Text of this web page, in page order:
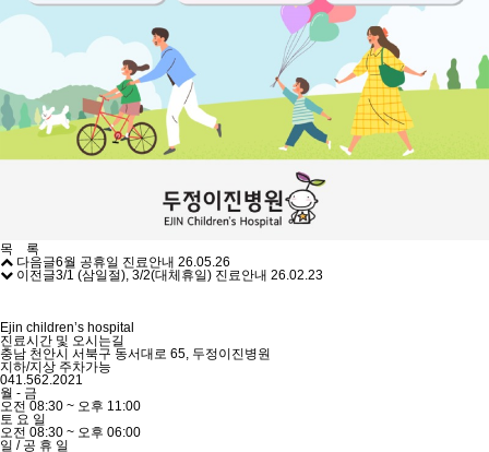
목 록
다음글6월 공휴일 진료안내 26.05.26
이전글3/1 (삼일절), 3/2(대체휴일) 진료안내 26.02.23
Ejin children’s hospital
진료시간 및 오시는길
충남 천안시 서북구 동서대로 65, 두정이진병원
지하/지상 주차가능
041.562.2021
월 - 금
오전 08:30 ~ 오후 11:00
토 요 일
오전 08:30 ~ 오후 06:00
일 / 공 휴 일